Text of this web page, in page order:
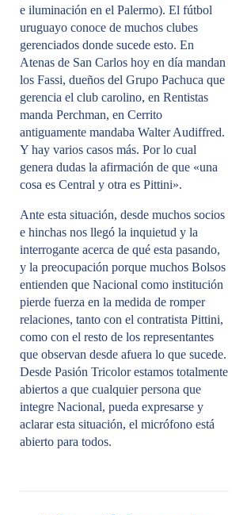
e iluminación en el Palermo). El fútbol
uruguayo conoce de muchos clubes
gerenciados donde sucede esto. En
Atenas de San Carlos hoy en día mandan
los Fassi, dueños del Grupo Pachuca que
gerencia el club carolino, en Rentistas
manda Perchman, en Cerrito
antiguamente mandaba Walter Audiffred.
Y hay varios casos más. Por lo cual
genera dudas la afirmación de que «una
cosa es Central y otra es Pittini».
Ante esta situación, desde muchos socios
e hinchas nos llegó la inquietud y la
interrogante acerca de qué esta pasando,
y la preocupación porque muchos Bolsos
entienden que Nacional como institución
pierde fuerza en la medida de romper
relaciones, tanto con el contratista Pittini,
como con el resto de los representantes
que observan desde afuera lo que sucede.
Desde Pasión Tricolor estamos totalmente
abiertos a que cualquier persona que
integre Nacional, pueda expresarse y
aclarar esta situación, el micrófono está
abierto para todos.